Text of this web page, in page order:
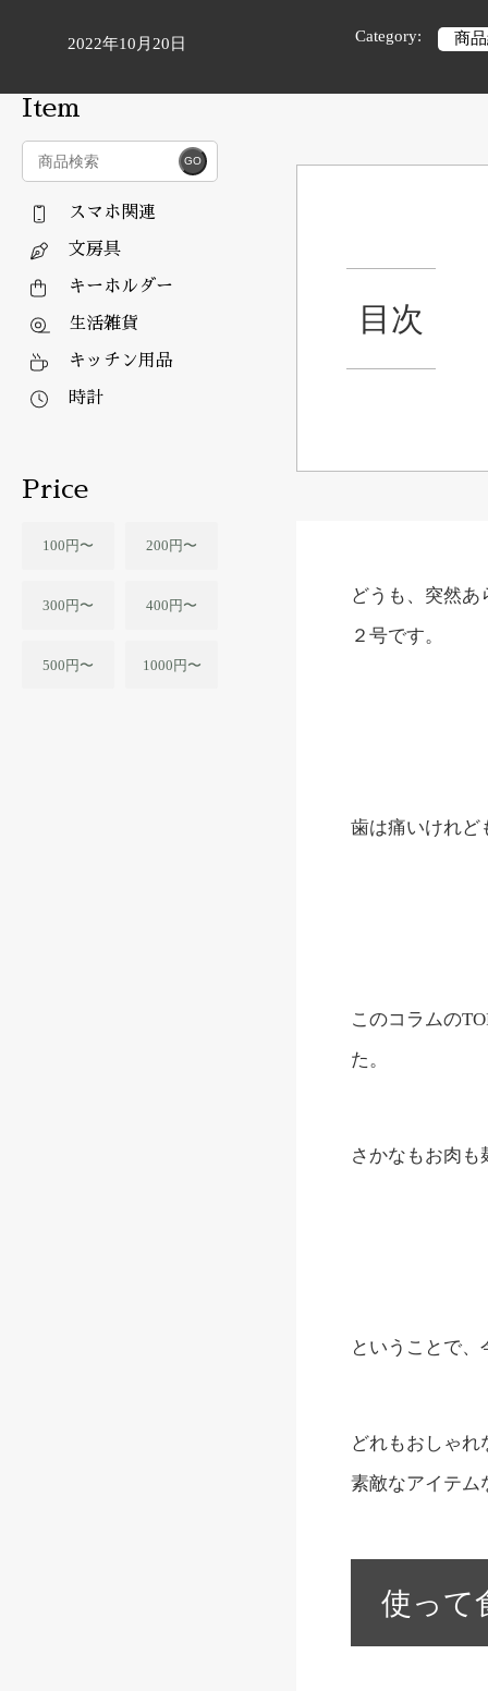
2022年10月20日 Category: 商
Item
スマホ関連
文房具
キーホルダー
生活雑貨
キッチン用品
時計
Price
100円〜 200円〜
300円〜 400円〜
500円〜 1000円〜
目次
どうも、突然
２号です。
歯は痛いけれど
このコラムの
た。
さかなもお肉
ということで
どれもおしゃ
素敵なアイテム
使って